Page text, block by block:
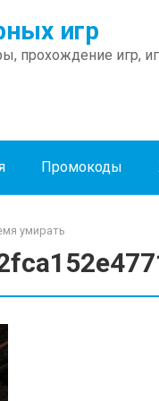
игр
прохождение игр,
Промокоды
умирать